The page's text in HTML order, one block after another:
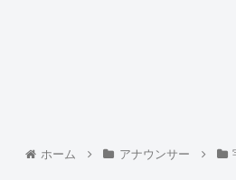
ホーム アナウンサー